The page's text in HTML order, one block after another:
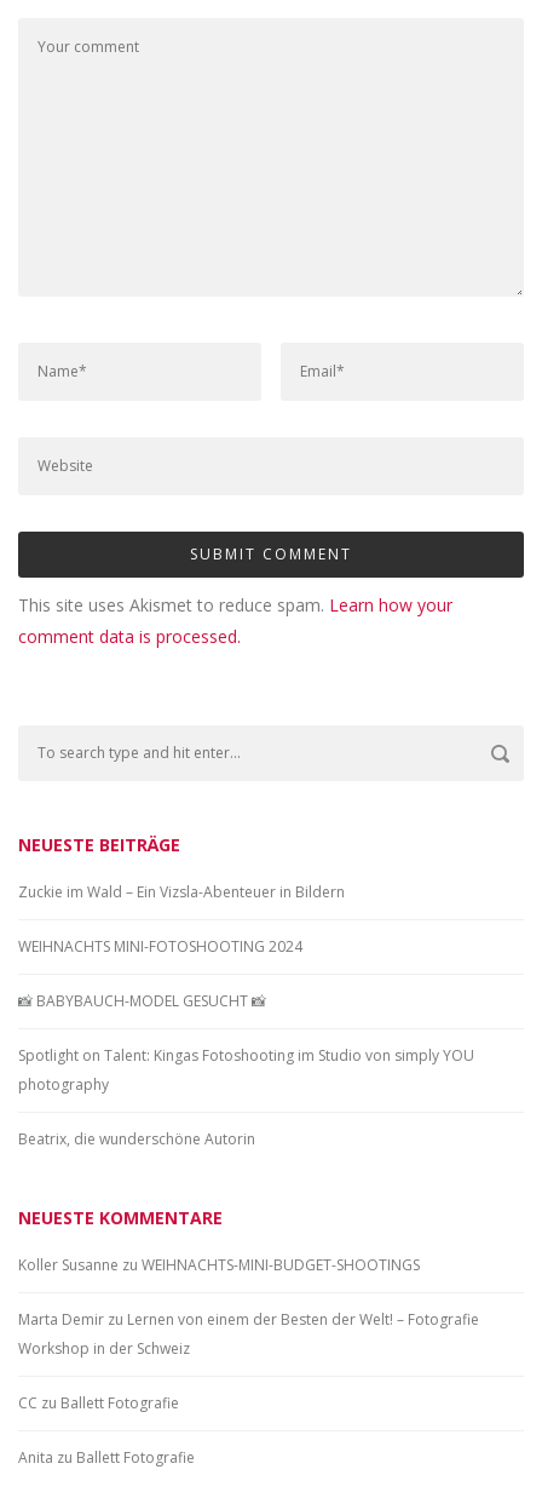
This site uses Akismet to reduce spam. Learn how your
comment data is processed.
NEUESTE BEITRÄGE
Zuckie im Wald – Ein Vizsla-Abenteuer in Bildern
WEIHNACHTS MINI-FOTOSHOOTING 2024
📸 BABYBAUCH-MODEL GESUCHT 📸
Spotlight on Talent: Kingas Fotoshooting im Studio von simply YOU
photography
Beatrix, die wunderschöne Autorin
NEUESTE KOMMENTARE
Koller Susanne zu WEIHNACHTS-MINI-BUDGET-SHOOTINGS
Marta Demir zu Lernen von einem der Besten der Welt! – Fotografie
Workshop in der Schweiz
CC zu Ballett Fotografie
Anita zu Ballett Fotografie